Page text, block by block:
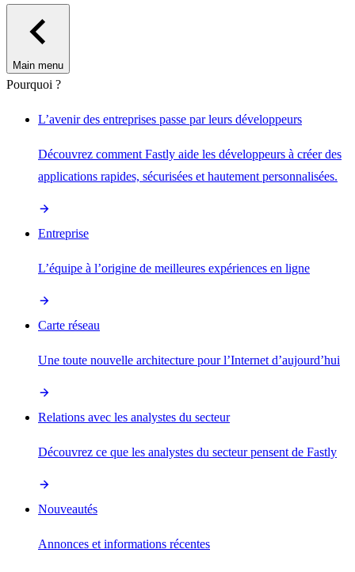
Main menu
Pourquoi ?
L’avenir des entreprises passe par leurs développeurs
Découvrez comment Fastly aide les développeurs à créer des
applications rapides, sécurisées et hautement personnalisées.
Entreprise
L’équipe à l’origine de meilleures expériences en ligne
Carte réseau
Une toute nouvelle architecture pour l’Internet d’aujourd’hui
Relations avec les analystes du secteur
Découvrez ce que les analystes du secteur pensent de Fastly
Nouveautés
Annonces et informations récentes